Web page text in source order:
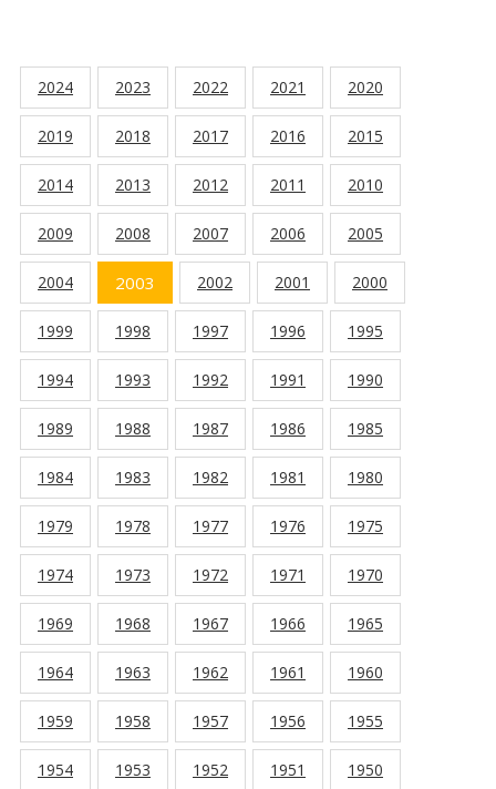
2024 2023 2022 2021 2020
2019 2018 2017 2016 2015
2014 2013 2012 2011 2010
2009 2008 2007 2006 2005
2004 2003 2002 2001 2000
1999 1998 1997 1996 1995
1994 1993 1992 1991 1990
1989 1988 1987 1986 1985
1984 1983 1982 1981 1980
1979 1978 1977 1976 1975
1974 1973 1972 1971 1970
1969 1968 1967 1966 1965
1964 1963 1962 1961 1960
1959 1958 1957 1956 1955
1954 1953 1952 1951 1950